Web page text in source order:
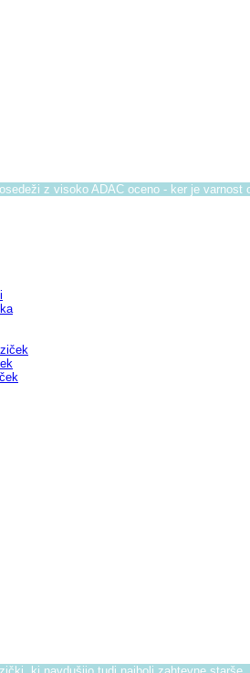
z visoko ADAC oceno - ker je varnost